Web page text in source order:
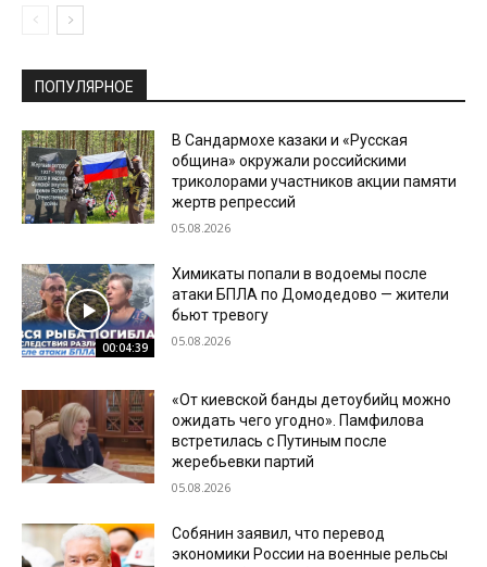
ПОПУЛЯРНОЕ
В Сандармохе казаки и «Русская
община» окружали российскими
триколорами участников акции памяти
жертв репрессий
05.08.2026
00:04:39
Химикаты попали в водоемы после
атаки БПЛА по Домодедово — жители
бьют тревогу
05.08.2026
«От киевской банды детоубийц можно
ожидать чего угодно». Памфилова
встретилась с Путиным после
жеребьевки партий
05.08.2026
Собянин заявил, что перевод
экономики России на военные рельсы